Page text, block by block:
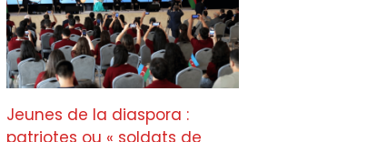
Jeunes de la diaspora :